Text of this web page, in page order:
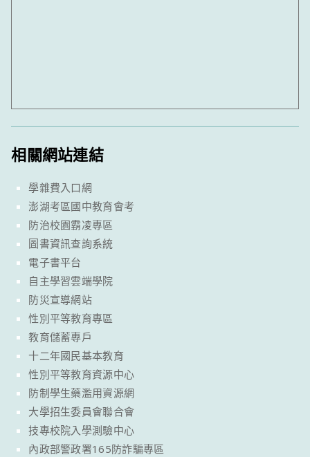
相關網站連結
學雜費入口網
澎湖考區國中教育會考
防治校園霸凌專區
圖書資訊查詢系統
電子書平台
自主學習雲端學院
防災宣導網站
性別平等教育專區
教育儲蓄專戶
十二年國民基本教育
性別平等教育資源中心
防制學生藥濫用資源網
大學招生委員會聯合會
技專校院入學測驗中心
內政部警政署165防詐騙專區